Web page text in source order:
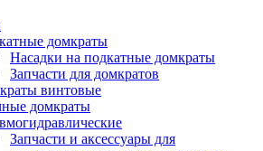
домкраты
Насадки на подкатные домкраты
Запчасти для домкратов
винтовые
домкраты
Запчасти и аксессуары для